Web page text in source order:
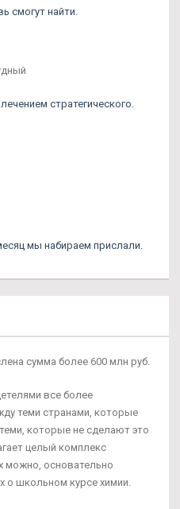
смогут найти.
стратегического.
мы набираем прислали.
сумма более 600 млн руб.
все более
теми странами, которые
которые не сделают это
целый комплекс
можно, основательно
о школьном курсе химии.